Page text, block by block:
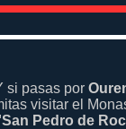
si pasas por
visitar el
'San Pedro de